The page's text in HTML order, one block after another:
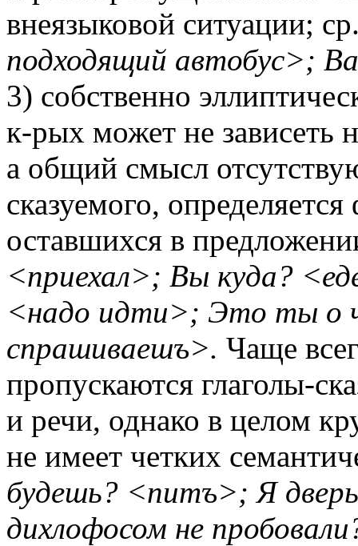
внеязыковой ситуации;
подходящий автобус>;
3) собственно
к-рых может не зависеть
а общий смысл
сказуемого,
оставшихся в
<приехал>; Вы куда?
<надо идти>; Это ты о
спрашиваешъ>. Чаще
пропускаются глаголы-
и речи, однако в целом
не имеет четких
будешь? <питъ>; Я
дихлофосом не